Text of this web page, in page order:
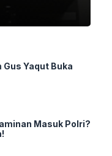
Gus Yaqut Buka
Masuk Polri?